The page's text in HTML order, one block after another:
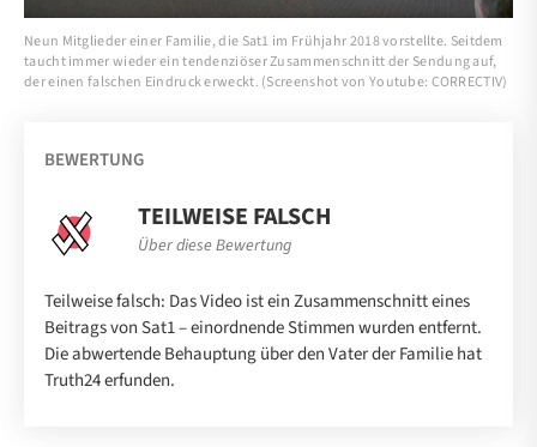
Neun Mitglieder einer Familie, die Sat1 im Frühjahr 2018 vorstellte. Seitdem
taucht immer wieder ein tendenziöser Zusammenschnitt der Sendung auf,
der einen falschen Eindruck erweckt. (Screenshot von Youtube: CORRECTIV)
BEWERTUNG
TEILWEISE FALSCH
Über diese Bewertung
Teilweise falsch: Das Video ist ein Zusammenschnitt eines
Beitrags von Sat1 – einordnende Stimmen wurden entfernt.
Die abwertende Behauptung über den Vater der Familie hat
Truth24 erfunden.